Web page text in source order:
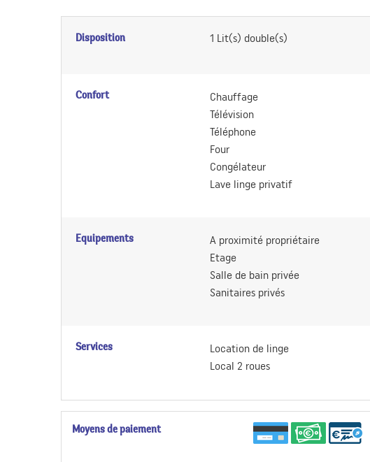
Disposition 1 Lit(s) double(s)
Confort
Chauffage
Télévision
Téléphone
Four
Congélateur
Lave linge privatif
Equipements
A proximité propriétaire
Etage
Salle de bain privée
Sanitaires privés
Services
Location de linge
Local 2 roues
Moyens de paiement